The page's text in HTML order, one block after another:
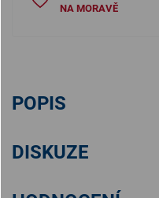
NA MORAVĚ
POPIS
DISKUZE